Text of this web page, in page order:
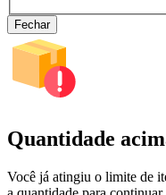
Fechar
Quantidade
Você já atingiu o limite de